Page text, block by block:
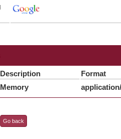
Description Format
Memory
Go back